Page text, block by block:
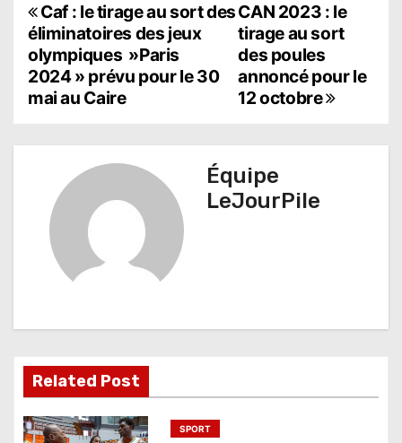
N
a
v
g
n
d
e
l
CAN 2023 : le
tirage au sort
des poules
annoncé pour le
12 octobre
Caf : le tirage au sort des
éliminatoires des jeux
olympiques »Paris
2024 » prévu pour le 30
mai au Caire
Équipe
LeJourPile
Related Post
SPORT